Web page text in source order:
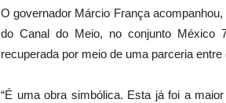
O governador Márcio França
do Canal do Meio, no conjunto México
recuperada por meio de uma parceria
“É uma obra simbólica. Esta já foi a